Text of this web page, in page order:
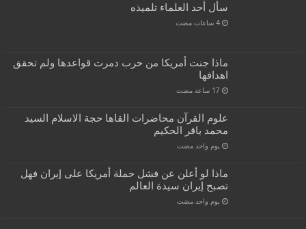
سأل أحد العلماء تلميذه
‏4 ساعات مضت
ماذا جنت أمريكا من حرب دمرت قواعدها ولم تحقق
اهدافها
علوم القرآن محاضرات القاها حجة الاسلام السيد
محمد باقر الحكيم
‏يوم واحد مضت
ماذا لو أعلن عن فشل حملة أمريكا على إيران فهل
تصبح إيران سيدة العالم
‏يوم واحد مضت